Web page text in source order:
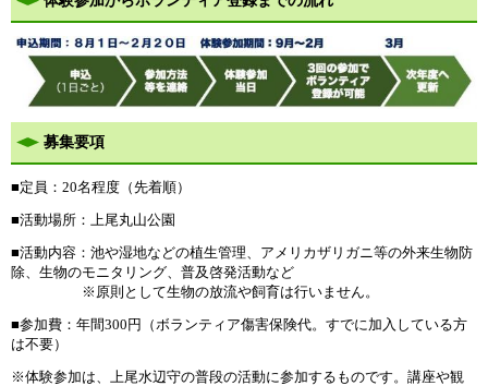
募集要項
■定員：20名程度（先着順）
■活動場所：上尾丸山公園
■活動内容：池や湿地などの植生管理、アメリカザリガニ等の外来生物防
除、生物のモニタリング、普及啓発活動など
※原則として生物の放流や飼育は行いません。
■参加費：年間300円（ボランティア傷害保険代。すでに加入している方
は不要）
※体験参加は、上尾水辺守の普段の活動に参加するものです。講座や観